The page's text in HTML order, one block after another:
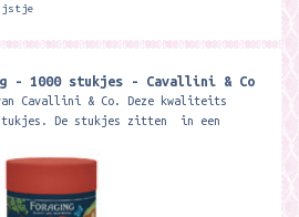
- 1000 stukjes - Cavallini & Co
Cavallini & Co. Deze kwaliteits
De stukjes zitten in een